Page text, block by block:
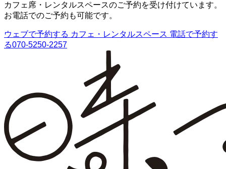
カフェ席・レンタルスペースのご予約を受け付けています。
お電話でのご予約も可能です。
ウェブで予約する カフェ・レンタルスペース 電話で予約す
る070-5250-2257